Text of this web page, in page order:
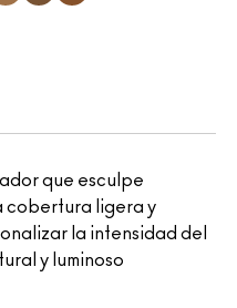
que esculpe
cobertura ligera y
la intensidad del
y luminoso